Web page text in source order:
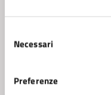
delNecessari
Preferenze
Richiedi assistenza